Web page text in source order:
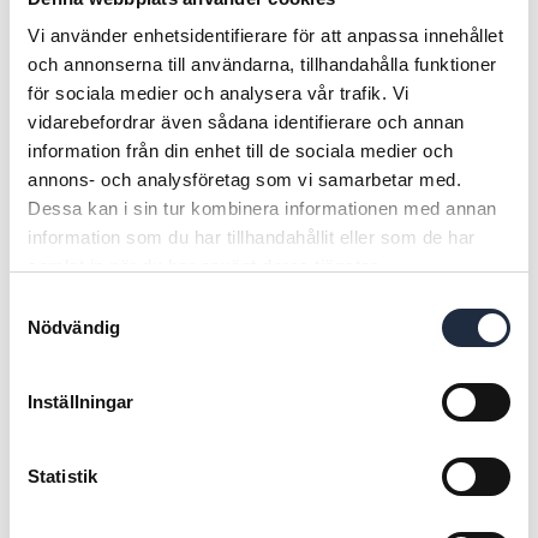
Vi använder enhetsidentifierare för att anpassa innehållet
och annonserna till användarna, tillhandahålla funktioner
för sociala medier och analysera vår trafik. Vi
vidarebefordrar även sådana identifierare och annan
information från din enhet till de sociala medier och
annons- och analysföretag som vi samarbetar med.
Dessa kan i sin tur kombinera informationen med annan
information som du har tillhandahållit eller som de har
Nödvändig
Inställningar
Statistik
---------------------------------------------------------------
Färg Färglös
---------------------------------------------------------------
pH vid 10g/l 1,9±0,3
---------------------------------------------------------------
Densitet 1,157±0,01 g/cm³
Fryspunkt -11 °C
--------------------------------------------------------------
Bäst före datum 2 år efter tillverkningsdatum
--------------------------------------------------------------
✅Syrapotential
forsforsyra, som utesluter annan mineralsyra eller organisk
syra. Vissa andra syror, som saltsyra eller salpetersyra,
Dokument (2)
Faroangivelser
Innehåll